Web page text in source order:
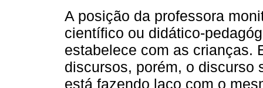
A posição da professora
científico ou didático-
estabelece com as crianças.
discursos, porém, o discurso
está fazendo laço com o